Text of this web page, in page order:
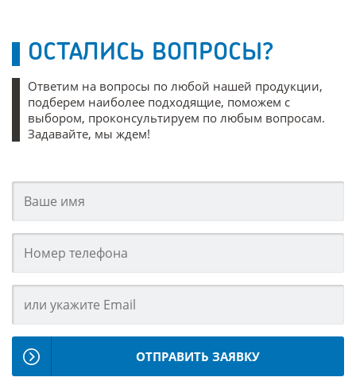
ОСТАЛИСЬ ВОПРОСЫ?
Ответим на вопросы по любой нашей продукции,
подберем наиболее подходящие, поможем с
выбором, проконсультируем по любым вопросам.
Задавайте, мы ждем!
ОТПРАВИТЬ ЗАЯВКУ